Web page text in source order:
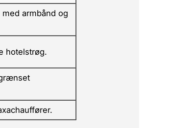
armbånd og
hotelstrøg.